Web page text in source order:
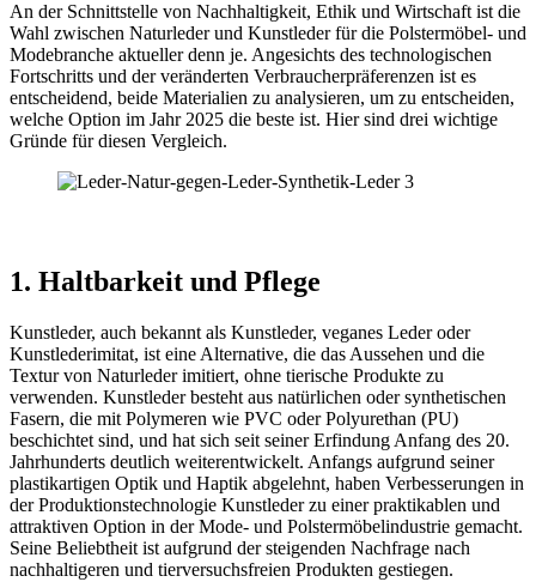
An der Schnittstelle von Nachhaltigkeit, Ethik und Wirtschaft ist die
Wahl zwischen Naturleder und Kunstleder für die Polstermöbel- und
Modebranche aktueller denn je. Angesichts des technologischen
Fortschritts und der veränderten Verbraucherpräferenzen ist es
entscheidend, beide Materialien zu analysieren, um zu entscheiden,
welche Option im Jahr 2025 die beste ist. Hier sind drei wichtige
Gründe für diesen Vergleich.
1. Haltbarkeit und Pflege
Kunstleder, auch bekannt als Kunstleder, veganes Leder oder
Kunstlederimitat, ist eine Alternative, die das Aussehen und die
Textur von Naturleder imitiert, ohne tierische Produkte zu
verwenden. Kunstleder besteht aus natürlichen oder synthetischen
Fasern, die mit Polymeren wie PVC oder Polyurethan (PU)
beschichtet sind, und hat sich seit seiner Erfindung Anfang des 20.
Jahrhunderts deutlich weiterentwickelt. Anfangs aufgrund seiner
plastikartigen Optik und Haptik abgelehnt, haben Verbesserungen in
der Produktionstechnologie Kunstleder zu einer praktikablen und
attraktiven Option in der Mode- und Polstermöbelindustrie gemacht.
Seine Beliebtheit ist aufgrund der steigenden Nachfrage nach
nachhaltigeren und tierversuchsfreien Produkten gestiegen.